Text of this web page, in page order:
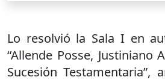
Lo resolvió la Sala I en
“Allende Posse, Justiniano
Sucesión Testamentaria”,